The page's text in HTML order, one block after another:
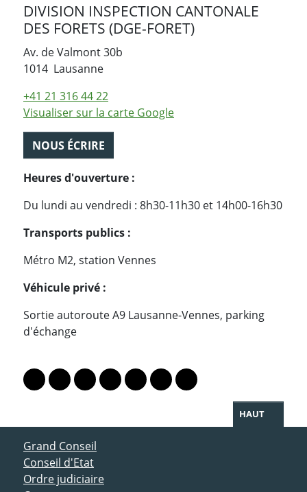
DIVISION INSPECTION CANTONALE
DES FORETS (DGE-FORET)
Av. de Valmont 30b
1014 LausanneSuisse
+41 21 316 44 22
Visualiser sur la carte Google
NOUS ÉCRIRE
Heures d'ouverture :
Du lundi au vendredi : 8h30-11h30 et 14h00-16h30
Transports publics :
Métro M2, station Vennes
Véhicule privé :
Sortie autoroute A9 Lausanne-Vennes, parking
d'échange
Lien vers le profil Mastodon
Lien vers le profil Bluesky
Lien vers le profil Instagram
Lien vers le profil Linkedin
Lien vers le profil Facebook
Lien vers le profil Twitter
Partager par WhatsApp
HAUT
ACCÈS DIRECT
Grand Conseil
Conseil d'Etat
Ordre judiciaire